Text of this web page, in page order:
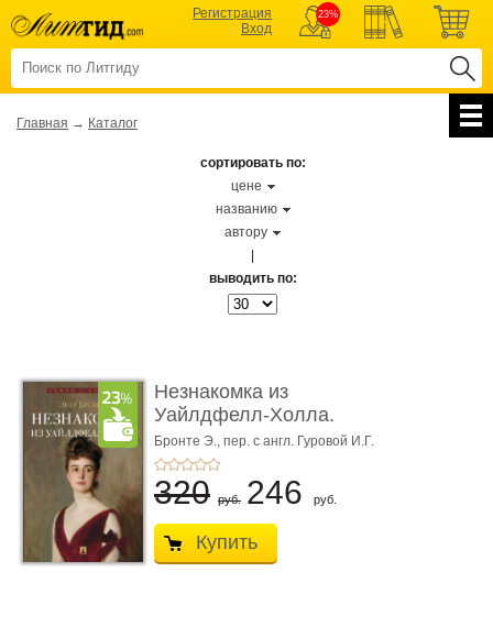
Регистрация
Вход
23%
Главная → Каталог
сортировать по:
цене
названию
автору
выводить по:
Незнакомка из
Уайлдфелл-Холла.
Роман (Серия «Р� ...
Бронте Э., пер. с англ. Гуровой И.Г.
320 руб. 246 руб.
Купить